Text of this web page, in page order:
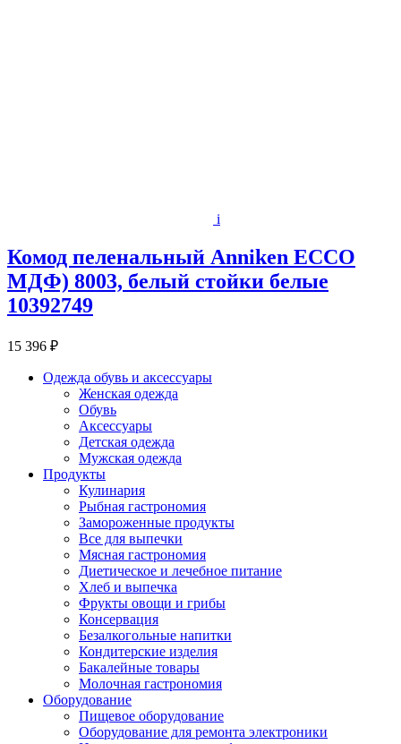
i
Комод пеленальный Anniken ЕCCO
МДФ) 8003, белый стойки белые
10392749
15 396 ₽
Одежда обувь и аксессуары
Женская одежда
Обувь
Аксессуары
Детская одежда
Мужская одежда
Продукты
Кулинария
Рыбная гастрономия
Замороженные продукты
Все для выпечки
Мясная гастрономия
Диетическое и лечебное питание
Хлеб и выпечка
Фрукты овощи и грибы
Консервация
Безалкогольные напитки
Кондитерские изделия
Бакалейные товары
Молочная гастрономия
Оборудование
Пищевое оборудование
Оборудование для ремонта электроники